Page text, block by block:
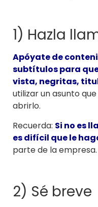
1) Hazla
Apóyate de
subtítulos para
vista, negritas,
utilizar un asunto
abrirlo.
Recuerda: Si no es
es difícil que le
parte de la empresa.
2) Sé breve